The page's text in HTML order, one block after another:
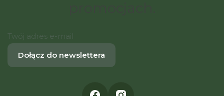
Twój adres e-mail
Dołącz do newslettera